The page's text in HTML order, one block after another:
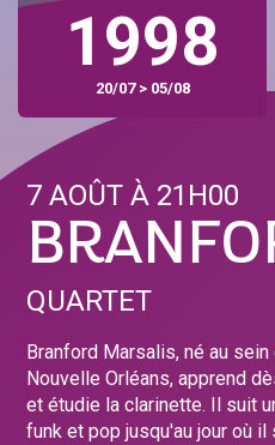
1998
20/07 > 05/08
7 AOÛT À 21H00
QUARTET
Branford Marsalis, né au
Nouvelle Orléans, apprend
et étudie la clarinette. Il suit
funk et pop jusqu'au jour où